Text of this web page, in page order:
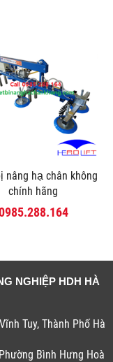
nâng hạ chân không
chính hãng
NGHIỆP HDH HÀ
Tuy, Thành Phố Hà
Bình Hưng Hoà